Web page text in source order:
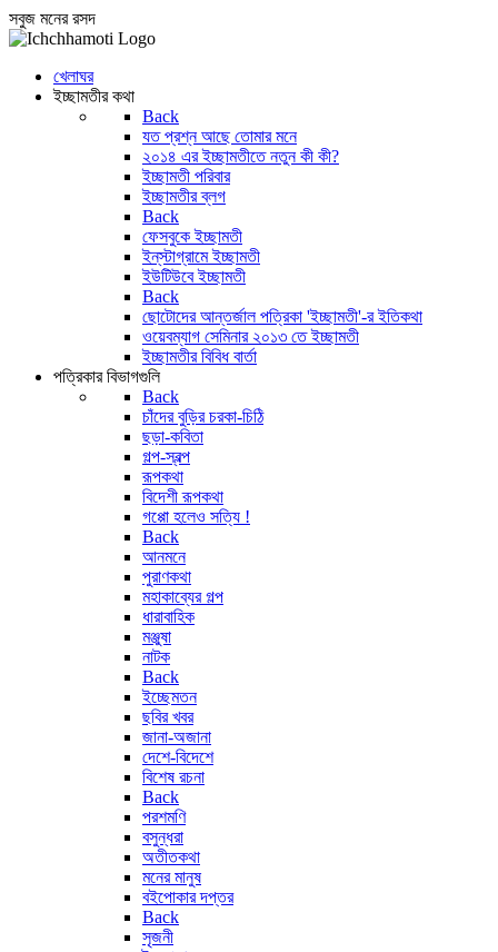
সবুজ মনের রসদ
খেলাঘর
ইচ্ছামতীর কথা
Back
যত প্রশ্ন আছে তোমার মনে
২০১৪ এর ইচ্ছামতীতে নতুন কী কী?
ইচ্ছামতী পরিবার
ইচ্ছামতীর ব্লগ
Back
ফেসবুকে ইচ্ছামতী
ইন্‌স্টাগ্রামে ইচ্ছামতী
ইউটিউবে ইচ্ছামতী
Back
ছোটোদের আন্তর্জাল পত্রিকা 'ইচ্ছামতী'-র ইতিকথা
ওয়েবম্যাগ সেমিনার ২০১৩ তে ইচ্ছামতী
ইচ্ছামতীর বিবিধ বার্তা
পত্রিকার বিভাগগুলি
Back
চাঁদের বুড়ির চরকা-চিঠি
ছড়া-কবিতা
গল্প-স্বল্প
রূপকথা
বিদেশী রূপকথা
গপ্পো হলেও সত্যি !
Back
আনমনে
পুরাণকথা
মহাকাব্যের গল্প
ধারাবাহিক
মঞ্জুষা
নাটক
Back
ইচ্ছেমতন
ছবির খবর
জানা-অজানা
দেশে-বিদেশে
বিশেষ রচনা
Back
পরশমণি
বসুন্ধরা
অতীতকথা
মনের মানুষ
বইপোকার দপ্তর
Back
সৃজনী